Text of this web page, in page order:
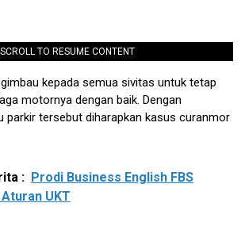
SCROLL TO RESUME CONTENT
kepada semua sivitas untuk tetap
motornya dengan baik. Dengan
parkir tersebut diharapkan kasus curanmor
: Prodi Business English FBS
UKT